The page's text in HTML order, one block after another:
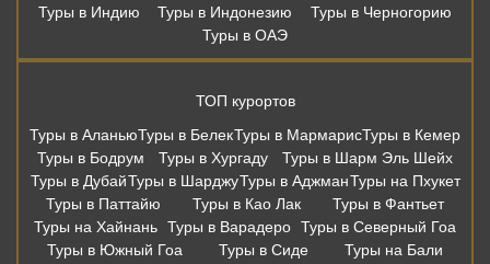
Туры в Индию
Туры в Индонезию
Туры в Черногорию
Туры в ОАЭ
ТОП курортов
Туры в АланьюТуры в БелекТуры в МармарисТуры в Кемер
Туры в Бодрум
Туры в Хургаду
Туры в Шарм Эль Шейх
Туры в ДубайТуры в ШарджуТуры в АджманТуры на Пхукет
Туры в Паттайю
Туры в Као Лак
Туры в Фантьет
Туры на Хайнань Туры в Варадеро Туры в Северный Гоа
Туры в Южный Гоа
Туры в Сиде Туры на Бали